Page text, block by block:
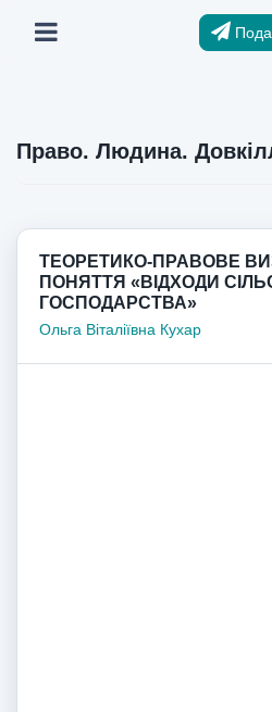
Право. Людина.
ТЕОРЕТИКО-ПРАВОВЕ
ПОНЯТТЯ «ВІДХОДИ
ГОСПОДАРСТВА»
Ольга Віталіївна Кухар